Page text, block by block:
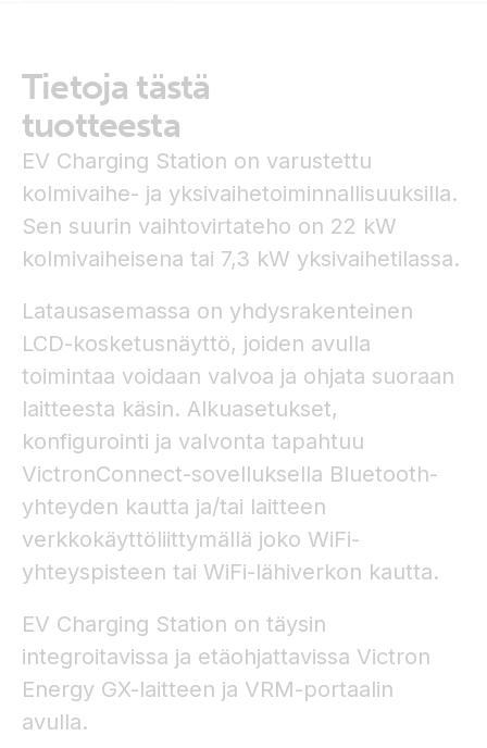
Tietoja tästä
tuotteesta
EV Charging Station on varustettu
kolmivaihe- ja yksivaihetoiminnallisuuksilla.
Sen suurin vaihtovirtateho on 22 kW
kolmivaiheisena tai 7,3 kW yksivaihetilassa.
Latausasemassa on yhdysrakenteinen
LCD-kosketusnäyttö, joiden avulla
toimintaa voidaan valvoa ja ohjata suoraan
laitteesta käsin. Alkuasetukset,
konfigurointi ja valvonta tapahtuu
VictronConnect-sovelluksella Bluetooth-
yhteyden kautta ja/tai laitteen
verkkokäyttöliittymällä joko WiFi-
yhteyspisteen tai WiFi-lähiverkon kautta.
EV Charging Station on täysin
integroitavissa ja etäohjattavissa Victron
Energy GX-laitteen ja VRM-portaalin
avulla.